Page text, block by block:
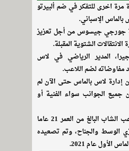
مرة اخرى للتفكر في ضم ألبيرتو
الإسباني.
جورجي جيسوس من أجل تعزيز
الشتوية المقبلة.
المدير الرياضي في لاس
مفاوضاته لضم اللاعب.
إدارة لاس بالماس حتى الآن لم
الجوانب سواء الفنية أو
الجديد بالذكر أن اللاعب الشاب البالغ من العمر 21 عاما
الوسط والجناح، وتم تصعيده
الأول عام 2021.